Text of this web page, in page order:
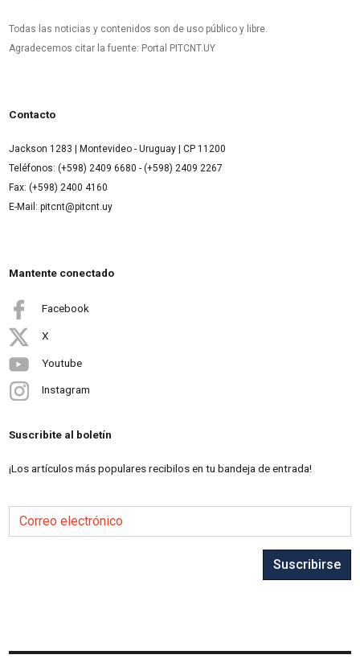
Todas las noticias y contenidos son de uso público y libre.
Agradecemos citar la fuente: Portal PITCNT.UY
Contacto
Jackson 1283 | Montevideo - Uruguay | CP 11200
Teléfonos: (+598) 2409 6680 - (+598) 2409 2267
Fax: (+598) 2400 4160
E-Mail: pitcnt@pitcnt.uy
Mantente conectado
Facebook
X
Youtube
Instagram
Suscribite al boletín
¡Los artículos más populares recibilos en tu bandeja de entrada!
Correo electrónico
Suscribirse